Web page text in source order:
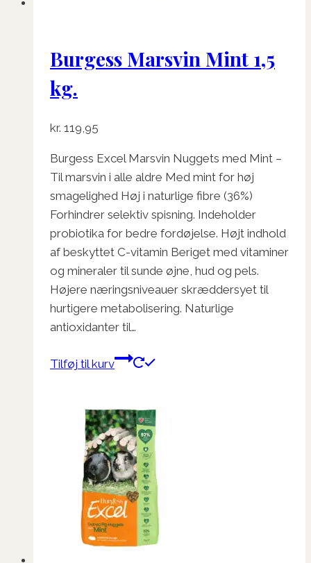
Burgess Marsvin Mint 1,5
kg.
kr. 119,95
Burgess Excel Marsvin Nuggets med Mint –
Til marsvin i alle aldre Med mint for høj
smagelighed Høj i naturlige fibre (36%)
Forhindrer selektiv spisning. Indeholder
probiotika for bedre fordøjelse. Højt indhold
af beskyttet C-vitamin Beriget med vitaminer
og mineraler til sunde øjne, hud og pels.
Højere næringsniveauer skræddersyet til
hurtigere metabolisering. Naturlige
antioxidanter til…
Tilføj til kurv